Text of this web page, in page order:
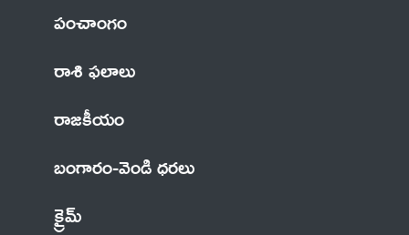
పంచాంగం
రాశి ఫలాలు
రాజకీయం
బంగారం-వెండి ధరలు
క్రైమ్